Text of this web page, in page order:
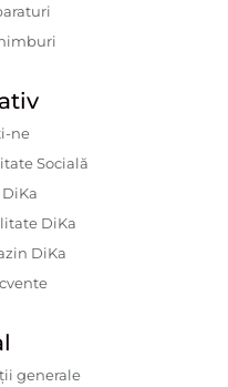
ne
Socială
DiKa
DiKa
generale